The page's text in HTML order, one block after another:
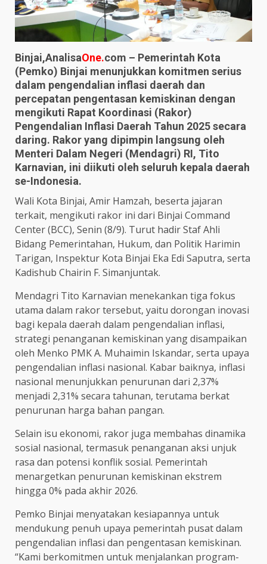
Binjai,AnalisaOne.com – Pemerintah Kota
(Pemko) Binjai menunjukkan komitmen serius
dalam pengendalian inflasi daerah dan
percepatan pengentasan kemiskinan dengan
mengikuti Rapat Koordinasi (Rakor)
Pengendalian Inflasi Daerah Tahun 2025 secara
daring. Rakor yang dipimpin langsung oleh
Menteri Dalam Negeri (Mendagri) RI, Tito
Karnavian, ini diikuti oleh seluruh kepala daerah
se-Indonesia.
Wali Kota Binjai, Amir Hamzah, beserta jajaran
terkait, mengikuti rakor ini dari Binjai Command
Center (BCC), Senin (8/9). Turut hadir Staf Ahli
Bidang Pemerintahan, Hukum, dan Politik Harimin
Tarigan, Inspektur Kota Binjai Eka Edi Saputra, serta
Kadishub Chairin F. Simanjuntak.
Mendagri Tito Karnavian menekankan tiga fokus
utama dalam rakor tersebut, yaitu dorongan inovasi
bagi kepala daerah dalam pengendalian inflasi,
strategi penanganan kemiskinan yang disampaikan
oleh Menko PMK A. Muhaimin Iskandar, serta upaya
pengendalian inflasi nasional. Kabar baiknya, inflasi
nasional menunjukkan penurunan dari 2,37%
menjadi 2,31% secara tahunan, terutama berkat
penurunan harga bahan pangan.
Selain isu ekonomi, rakor juga membahas dinamika
sosial nasional, termasuk penanganan aksi unjuk
rasa dan potensi konflik sosial. Pemerintah
menargetkan penurunan kemiskinan ekstrem
hingga 0% pada akhir 2026.
Pemko Binjai menyatakan kesiapannya untuk
mendukung penuh upaya pemerintah pusat dalam
pengendalian inflasi dan pengentasan kemiskinan.
“Kami berkomitmen untuk menjalankan program-